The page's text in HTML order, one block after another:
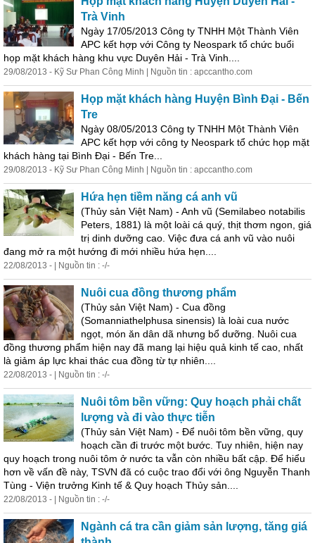
Trà Vinh
Ngày 17/05/2013 Công ty TNHH Một Thành Viên
APC kết hợp với Công ty Neospark tổ chức buổi
họp mặt khách hàng khu vực Duyên Hải - Trà Vinh....
29/08/2013 - Kỹ Sư Phan Công Minh | Nguồn tin : apccantho.com
Họp mặt khách hàng Huyện Bình Đại - Bến
Tre
Ngày 08/05/2013 Công ty TNHH Một Thành Viên
APC kết hợp với công ty Neospark tổ chức họp mặt
khách hàng tại Bình Đại - Bến Tre...
29/08/2013 - Kỹ Sư Phan Công Minh | Nguồn tin : apccantho.com
Hứa hẹn tiềm năng cá anh vũ
(Thủy sản Việt Nam) - Anh vũ (Semilabeo notabilis
Peters, 1881) là một loài cá quý, thịt thơm ngon, giá
trị dinh dưỡng cao. Việc đưa cá anh vũ vào nuôi
đang mở ra một hướng đi mới nhiều hứa hẹn....
22/08/2013 - | Nguồn tin : -/-
Nuôi cua đồng thương phẩm
(Thủy sản Việt Nam) - Cua đồng
(Somanniathelphusa sinensis) là loài cua nước
ngọt, món ăn dân dã nhưng bổ dưỡng. Nuôi cua
đồng thương phẩm hiện nay đã mang lại hiệu quả kinh tế cao, nhất
là giảm áp lực khai thác cua đồng từ tự nhiên....
22/08/2013 - | Nguồn tin : -/-
Nuôi tôm bền vững: Quy hoạch phải chất
lượng và đi vào thực tiễn
(Thủy sản Việt Nam) - Để nuôi tôm bền vững, quy
hoạch cần đi trước một bước. Tuy nhiên, hiện nay
quy hoạch trong nuôi tôm ở nước ta vẫn còn nhiều bất cập. Để hiểu
hơn về vấn đề này, TSVN đã có cuộc trao đổi với ông Nguyễn Thanh
Tùng - Viện trưởng Kinh tế & Quy hoạch Thủy sản....
22/08/2013 - | Nguồn tin : -/-
Ngành cá tra cần giảm sản lượng, tăng giá